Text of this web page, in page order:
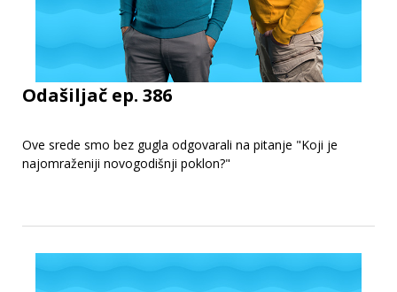
Odašiljač ep. 386
Ove srede smo bez gugla odgovarali na pitanje "Koji je
najomraženiji novogodišnji poklon?"